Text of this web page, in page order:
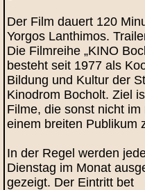
Der Film dauert 120
Yorgos Lanthimos.
Die Filmreihe „KINO
besteht seit 1977 als
Bildung und Kultur der
Kinodrom Bocholt. Ziel
Filme, die sonst nicht
einem breiten Publikum
In der Regel werden
Dienstag im Monat
gezeigt. Der Eintritt bet